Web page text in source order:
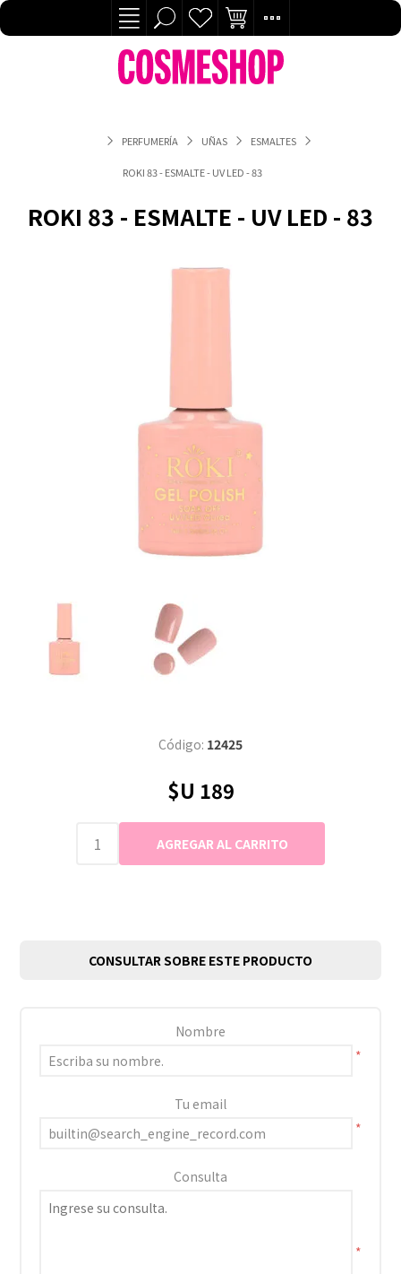
PERFUMERÍA UÑAS ESMALTES
ROKI 83 - ESMALTE - UV LED - 83
ROKI 83 - ESMALTE - UV LED - 83
Código: 12425
$U 189
CONSULTAR SOBRE ESTE PRODUCTO
Nombre
*
Tu email
*
Consulta
*